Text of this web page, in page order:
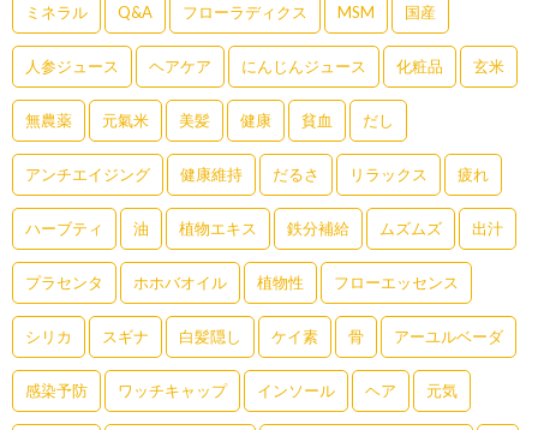
ミネラル Q&A フローラディクス MSM 国産
人参ジュース ヘアケア にんじんジュース 化粧品 玄米
無農薬 元氣米 美髪 健康 貧血 だし
アンチエイジング 健康維持 だるさ リラックス 疲れ
ハーブティ 油 植物エキス 鉄分補給 ムズムズ 出汁
プラセンタ ホホバオイル 植物性 フローエッセンス
シリカ スギナ 白髪隠し ケイ素 骨 アーユルベーダ
感染予防 ワッチキャップ インソール ヘア 元気